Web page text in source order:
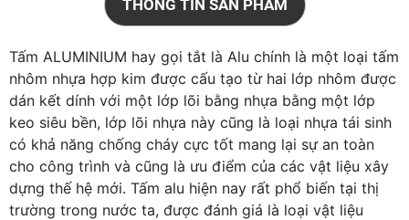
THÔNG TIN SẢN PHẨM
Tấm ALUMINIUM hay gọi tắt là Alu chính là một loại tấm
nhôm nhựa hợp kim được cấu tạo từ hai lớp nhôm được
dán kết dính với một lớp lõi bằng nhựa bằng một lớp
keo siêu bền, lớp lõi nhựa này cũng là loại nhựa tái sinh
có khả năng chống cháy cực tốt mang lại sự an toàn
cho công trình và cũng là ưu điểm của các vật liệu xây
dựng thế hệ mới. Tấm alu hiện nay rất phổ biến tại thị
trường trong nước ta, được đánh giá là loại vật liệu